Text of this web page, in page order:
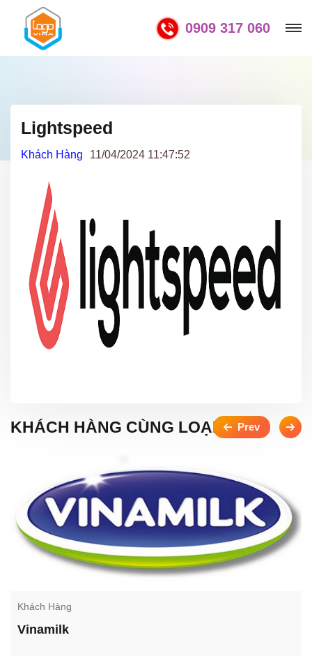
0909 317 060
Lightspeed
Khách Hàng 11/04/2024 11:47:52
KHÁCH HÀNG CÙNG LOẠI
Khách Hàng
Vinamilk